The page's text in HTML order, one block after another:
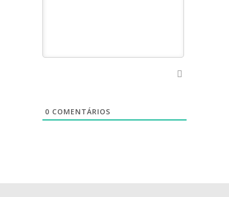
0 COMENTÁRIOS